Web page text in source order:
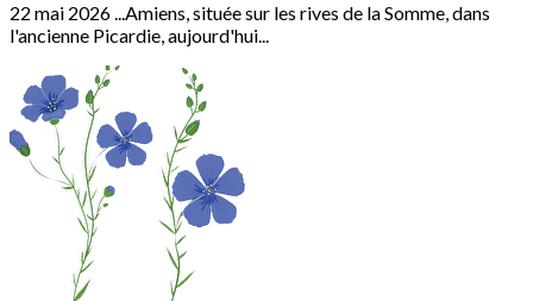
22 mai 2026 ...Amiens, située sur les rives de la Somme, dans
l'ancienne Picardie, aujourd'hui...